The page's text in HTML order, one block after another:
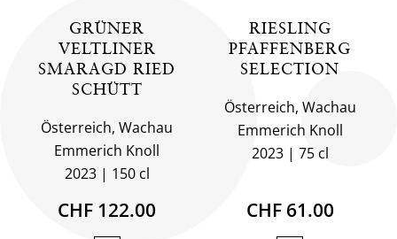
GRÜNER
VELTLINER
SMARAGD RIED
SCHÜTT
Österreich, Wachau
Emmerich Knoll
2023
150 cl
CHF 122.00
RIESLING
PFAFFENBERG
SELECTION
Österreich, Wachau
Emmerich Knoll
2023
75 cl
CHF 61.00